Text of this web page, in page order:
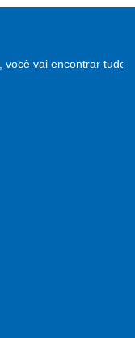
vai encontrar